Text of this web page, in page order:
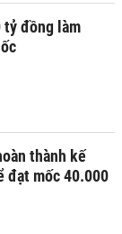
tỷ đồng làm
thành kế
đạt mốc 40.000